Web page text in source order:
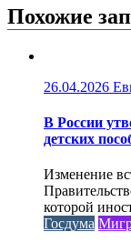
Похожие
26.04.2026
В России
детских
Изменение
которой
Госдума